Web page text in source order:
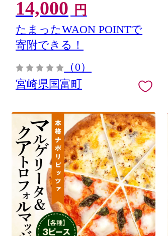
パーティー お祝い 記念日
14,000 円
たまったWAON POINTで
寄附できる！
（0）
宮崎県国富町